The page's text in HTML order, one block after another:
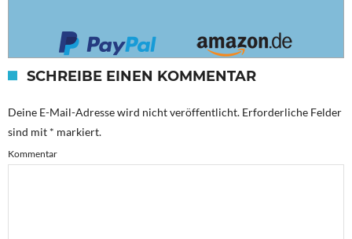
SCHREIBE EINEN KOMMENTAR
Deine E-Mail-Adresse wird nicht veröffentlicht. Erforderliche Felder
sind mit * markiert.
Kommentar